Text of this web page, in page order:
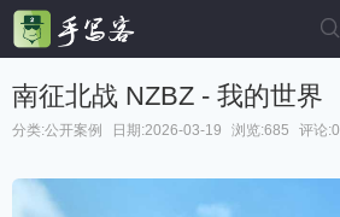

南征北战 NZBZ - 我的世界
分类:公开案例 日期:2026-03-19 浏览:685 评论:0